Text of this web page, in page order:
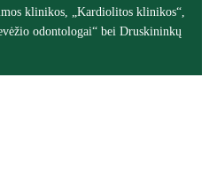
klinikos, „Kardiolitos klinikos“,
odontologai“ bei Druskininkų